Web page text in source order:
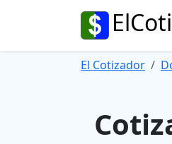
El Cotizador